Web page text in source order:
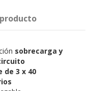
sobrecarga y
de 3 x 40